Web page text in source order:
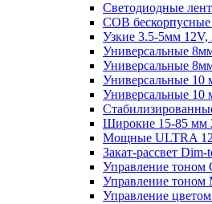
Светодиодные
COB
Узкие 3.5-5мм 12V,
Универсальные
Универсальные
Универсальные 10
Универсальные 10
Широкие 15-85 мм
Мощные ULTRA
Закат-рассвет
Управление тоном
Управление
Управление